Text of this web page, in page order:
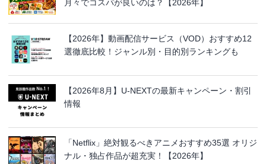
月々でコスパが良いのは？【2026年】
【2026年】動画配信サービス（VOD）おすすめ12
選徹底比較！ジャンル別・目的別ランキングも
【2026年8月】U-NEXTの最新キャンペーン・割引
情報
「Netflix」絶対観るべきアニメおすすめ35選 オリジ
ナル・独占作品が超充実！【2026年】